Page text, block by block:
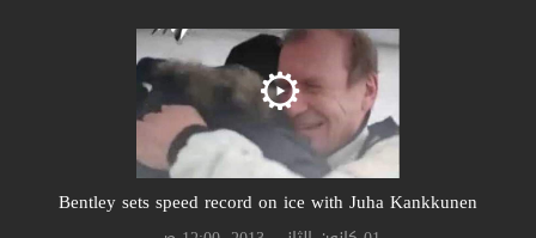
Bentley sets speed record on ice with Juha Kankkunen